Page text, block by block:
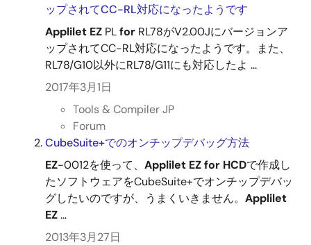
ップされてCC-RL対応になったようです
Applilet EZ PLfor RL78がV2.00Jにバージョンア
ップされてCC-RL対応になったようです。また、
RL78/G10以外にRL78/G11にも対応したよ ...
2017年3月1日
Tools & Compiler JP
Forum
CubeSuite+でのオンチップデバッグ方法
EZ-0012を使って、 Applilet EZfor HCDで作成し
たソフトウェアをCubeSuite+でオンチップデバッ
グしたいのですが、うまくいきません。 Applilet
EZ...
2013年3月27日